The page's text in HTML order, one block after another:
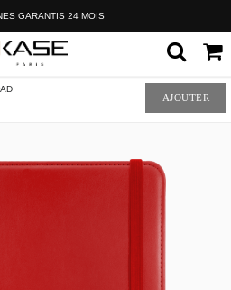
GARANTIS 24 MOIS
AJOUTER